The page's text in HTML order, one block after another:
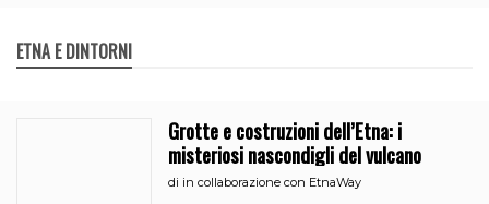
ETNA E DINTORNI
Grotte e costruzioni dell’Etna: i
misteriosi nascondigli del vulcano
di in collaborazione con EtnaWay